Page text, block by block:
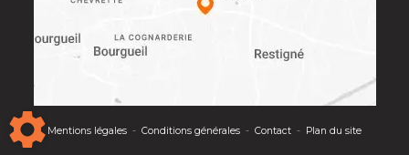
Mentions légales - Conditions générales - Contact - Plan du site